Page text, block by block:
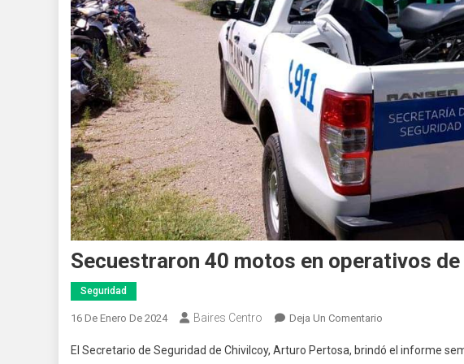
Secuestraron 40 motos en operativos
Seguridad
16 De Enero De 2024 Baires Centro Deja Un Comentario
40
El Secretario de Seguridad de Chivilcoy, Arturo Pertosa, brindó el informe